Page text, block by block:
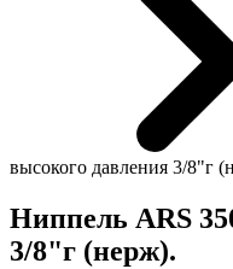
высокого давления 3/8"г
Ниппель ARS
3/8"г (нерж).